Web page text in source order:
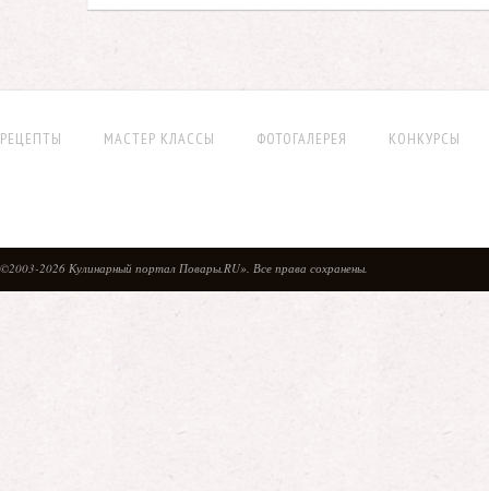
РЕЦЕПТЫ МАСТЕР КЛАССЫ ФОТОГАЛЕРЕЯ КОНКУРСЫ
©2003-2026 Кулинарный портал Повары.RU». Все права сохранены.